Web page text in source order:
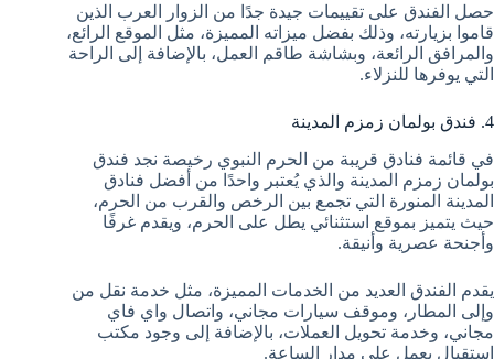
حصل الفندق على تقييمات جيدة جدًا من الزوار العرب الذين
قاموا بزيارته، وذلك بفضل ميزاته المميزة، مثل الموقع الرائع،
والمرافق الرائعة، وبشاشة طاقم العمل، بالإضافة إلى الراحة
التي يوفرها للنزلاء.
4. فندق بولمان زمزم المدينة
في قائمة فنادق قريبة من الحرم النبوي رخيصة نجد فندق
بولمان زمزم المدينة والذي يُعتبر واحدًا من أفضل فنادق
المدينة المنورة التي تجمع بين الرخص والقرب من الحرم،
حيث يتميز بموقع استثنائي يطل على الحرم، ويقدم غرفًا
وأجنحة عصرية وأنيقة.
يقدم الفندق العديد من الخدمات المميزة، مثل خدمة نقل من
وإلى المطار، وموقف سيارات مجاني، واتصال واي فاي
مجاني، وخدمة تحويل العملات، بالإضافة إلى وجود مكتب
استقبال يعمل على مدار الساعة.